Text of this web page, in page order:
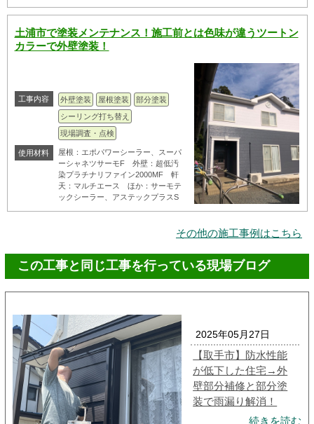
土浦市で塗装メンテナンス！施工前とは色味が違うツートン
カラーで外壁塗装！
工事内容 外壁塗装 屋根塗装
部分塗装
シーリング打ち替え
現場調査・点検
使用材料
屋根：エポパワーシーラー、スーパ
ーシャネツサーモF 外壁：超低汚
染プラチナリファイン2000MF 軒
天：マルチエース ほか：サーモテ
ックシーラー、アステックプラスS
その他の施工事例はこちら
この工事と同じ工事を行っている現場ブログ
2025年05月27日
【取手市】防水性能
が低下した住宅→外
壁部分補修と部分塗
装で雨漏り解消！
続きを読む